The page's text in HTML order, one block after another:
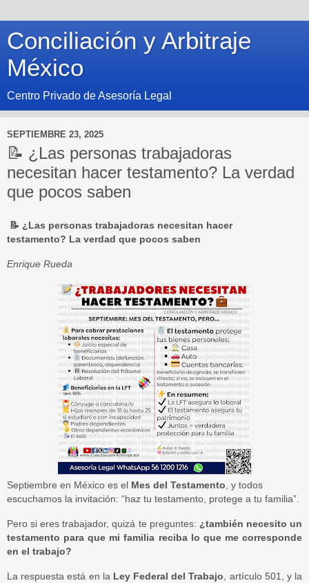
Conciliación y Arbitraje
México
Centro Privado de Asesoría Legal
SEPTIEMBRE 23, 2025
📝 ¿Las personas trabajadoras
necesitan hacer testamento? La verdad
que pocos saben
📝 ¿Las personas trabajadoras necesitan hacer
testamento? La verdad que pocos saben
Enrique Rueda
Septiembre en México es el Mes del Testamento, y todos
escuchamos la invitación: “haz tu testamento, protege a tu familia”.
Pero si eres trabajador, quizá te preguntes: ¿también necesito un
testamento para que mi familia reciba lo que me corresponde
en el trabajo?
La respuesta está en la Ley Federal del Trabajo , artículo 501, y la